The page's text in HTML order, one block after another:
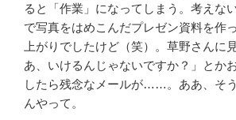
ると「作業」になってしまう。考えな
で写真をはめこんだプレゼン資料を作
上がりでしたけど（笑）。草野さんに
あ、いけるんじゃないですか？」とか
したら残念なメールが……。ああ、そ
んやって。